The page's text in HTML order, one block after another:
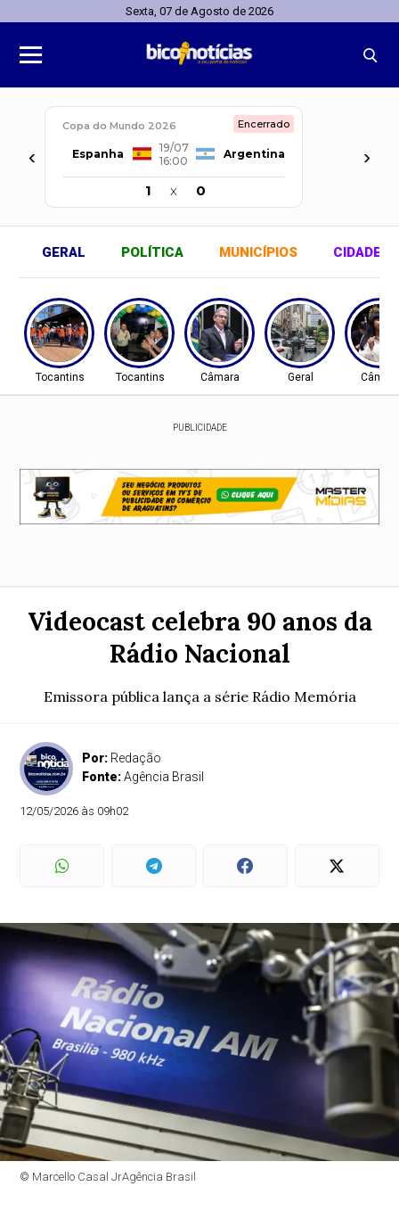
Sexta, 07 de Agosto de 2026
‹
Copa do Mundo 2026 Encerrado
Espanha
19/07
16:00
Argentina
1 x 0
›
GERAL POLÍTICA MUNICÍPIOS CIDADES
Tocantins Tocantins Câmara Geral
PUBLICIDADE
Videocast celebra 90 anos da
Rádio Nacional
Emissora pública lança a série Rádio Memória
Por: Redação
Fonte:Agência Brasil
12/05/2026 às 09h02
© Marcello Casal JrAgência Brasil